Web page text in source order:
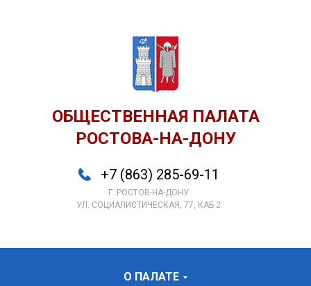
ОБЩЕСТВЕННАЯ ПАЛАТА
РОСТОВА-НА-ДОНУ
+7 (863) 285-69-11
Г. РОСТОВ-НА-ДОНУ
УЛ. СОЦИАЛИСТИЧЕСКАЯ, 77, КАБ 2
О ПАЛАТЕ